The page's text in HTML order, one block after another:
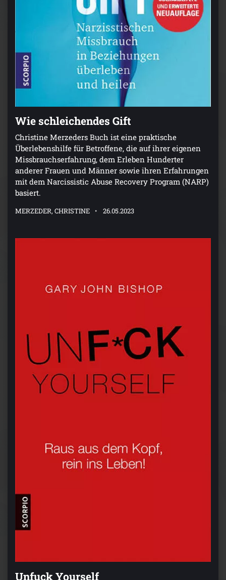
Wie schleichendes Gift
Christine Merzeders Buch ist eine praktische
Überlebenshilfe für Betroffene, die auf ihrer eigenen
Missbrauchserfahrung, dem Erleben Hunderter
anderer Frauen und Männer sowie ihren Erfahrungen
mit dem Narcissistic Abuse Recovery Program (NARP)
basiert.
MERZEDER, CHRISTINE 26.05.2023
Unfuck Yourself